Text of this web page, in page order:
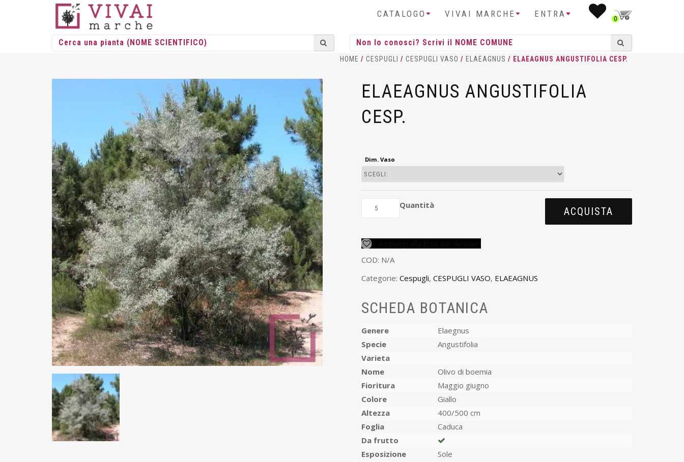
CATALOGO VIVAI MARCHE ENTRA 0
HOME / CESPUGLI / CESPUGLI VASO / ELAEAGNUS / ELAEAGNUS ANGUSTIFOLIA CESP.
ELAEAGNUS ANGUSTIFOLIA
CESP.
Dim. Vaso
Quantità
ACQUISTA
COD: N/A
Categorie: Cespugli, CESPUGLI VASO, ELAEAGNUS
SCHEDA BOTANICA
Genere
Elaegnus
Specie
Angustifolia
Varieta
Nome
Olivo di boemia
Fioritura
Maggio giugno
Colore
Giallo
Altezza
400/500 cm
Foglia
Caduca
Da frutto
Esposizione
Sole